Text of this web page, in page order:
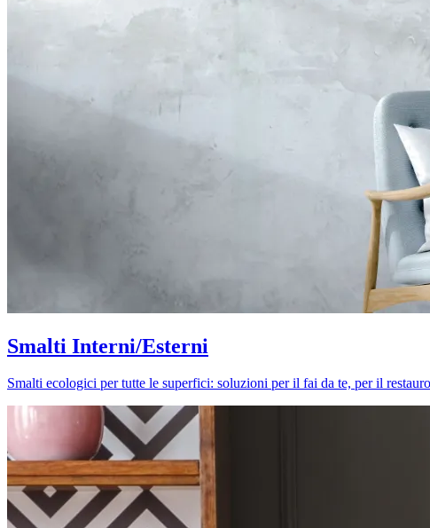
Smalti Interni/Esterni
Smalti ecologici per tutte le superfici: soluzioni per il fai da te, per il